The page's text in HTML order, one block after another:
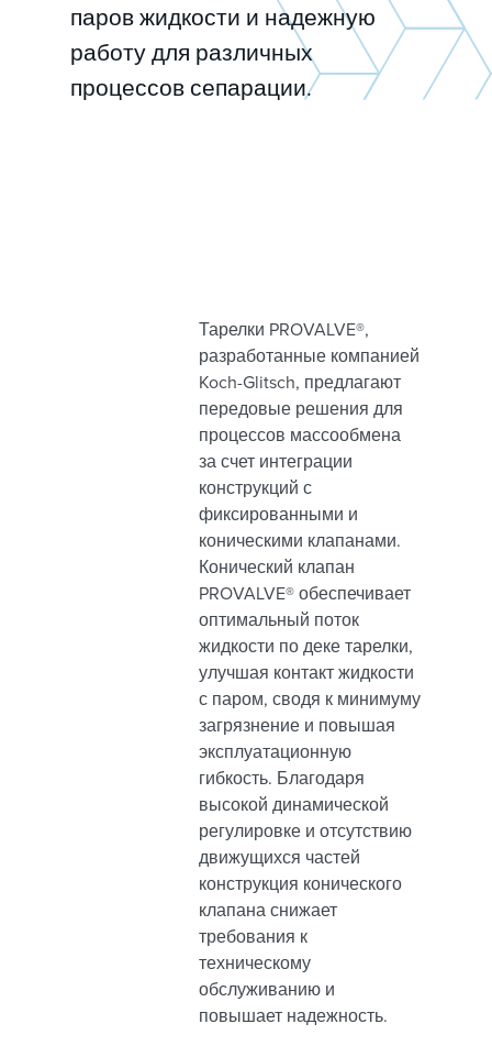
паров жидкости и надежную
работу для различных
процессов сепарации.
Тарелки PROVALVE®,
разработанные компанией
Koch-Glitsch, предлагают
передовые решения для
процессов массообмена
за счет интеграции
конструкций с
фиксированными и
коническими клапанами.
Конический клапан
PROVALVE® обеспечивает
оптимальный поток
жидкости по деке тарелки,
улучшая контакт жидкости
с паром, сводя к минимуму
загрязнение и повышая
эксплуатационную
гибкость. Благодаря
высокой динамической
регулировке и отсутствию
движущихся частей
конструкция конического
клапана снижает
требования к
техническому
обслуживанию и
повышает надежность.